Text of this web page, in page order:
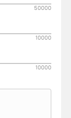
50000
10000
10000